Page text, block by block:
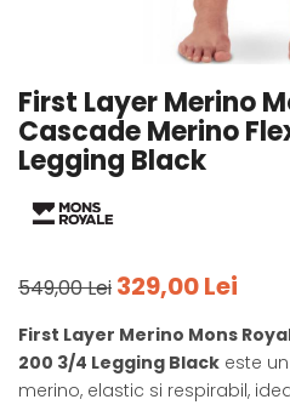
Pantaloni outdoor
Curele
Sepci
Underwear
First Layer Merino
Cascade Merino
Legging Black
549,00 Lei 329,00 Lei
First Layer Merino Mons
200 3/4 Legging Black este
merino, elastic si respirabil,